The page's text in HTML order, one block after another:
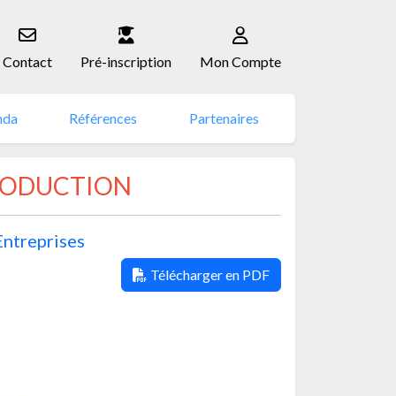
Contact Pré-inscription Mon Compte
Références Partenaires
Télécharger en PDF